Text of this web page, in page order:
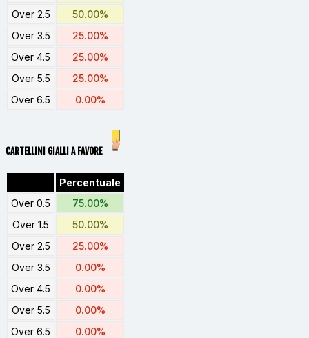
Over 2.5
50.00%
Over 3.5
25.00%
Over 4.5
25.00%
Over 5.5
25.00%
Over 6.5
0.00%
CARTELLINI GIALLI A FAVORE
Percentuale
Over 0.5
75.00%
Over 1.5
50.00%
Over 2.5
25.00%
Over 3.5
0.00%
Over 4.5
0.00%
Over 5.5
0.00%
Over 6.5
0.00%